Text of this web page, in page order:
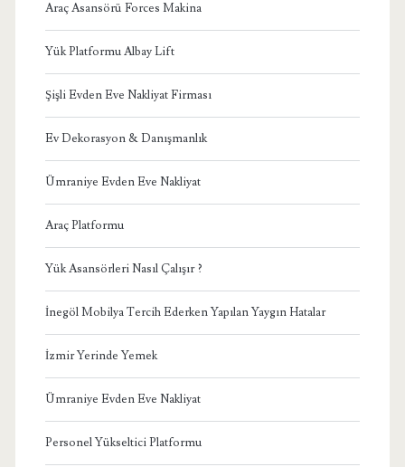
Araç Asansörü Forces Makina
Yük Platformu Albay Lift
Şişli Evden Eve Nakliyat Firması
Ev Dekorasyon & Danışmanlık
Ümraniye Evden Eve Nakliyat
Araç Platformu
Yük Asansörleri Nasıl Çalışır ?
İnegöl Mobilya Tercih Ederken Yapılan Yaygın Hatalar
İzmir Yerinde Yemek
Ümraniye Evden Eve Nakliyat
Personel Yükseltici Platformu